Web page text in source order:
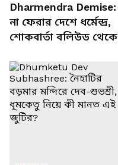
Dharmendra Demise:
না ফেরার দেশে ধর্মেন্দ্র,
শোকবার্তা বলিউড থেকে